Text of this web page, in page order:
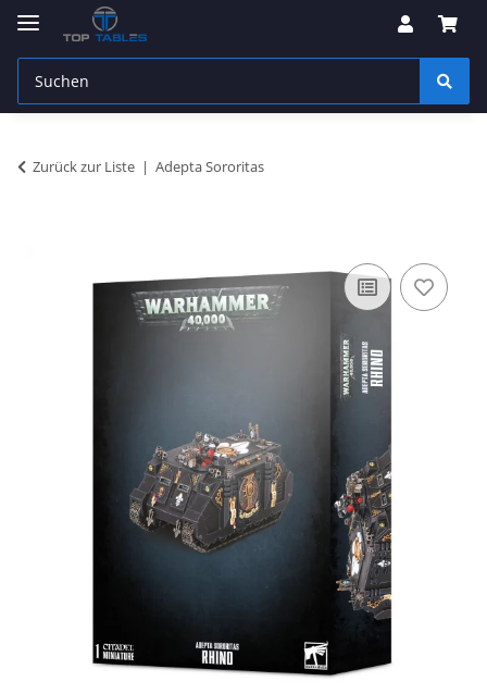
Zurück zur Liste Adepta Sororitas